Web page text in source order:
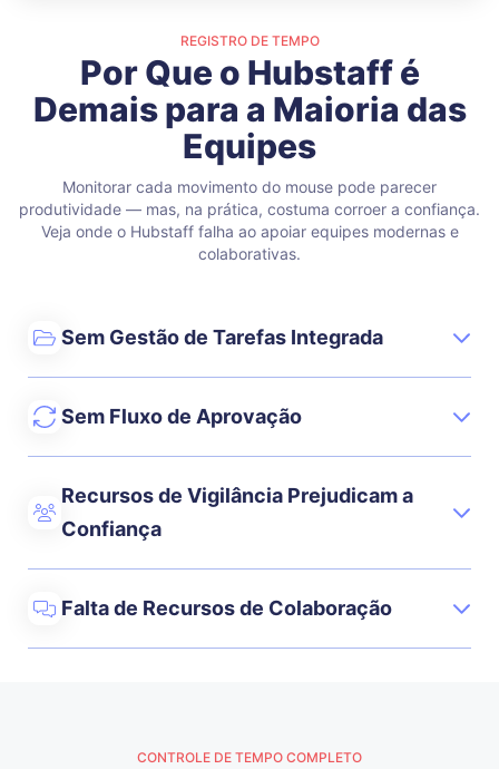
REGISTRO DE TEMPO
Por Que o Hubstaff é
Demais para a Maioria das
Equipes
Monitorar cada movimento do mouse pode parecer
produtividade — mas, na prática, costuma corroer a confiança.
Veja onde o Hubstaff falha ao apoiar equipes modernas e
colaborativas.
Sem Gestão de Tarefas Integrada
Sem Fluxo de Aprovação
Recursos de Vigilância Prejudicam a
Confiança
Falta de Recursos de Colaboração
CONTROLE DE TEMPO COMPLETO